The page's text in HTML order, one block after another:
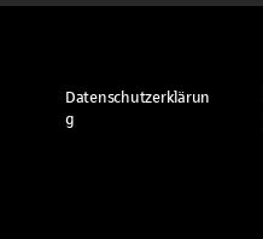
Datenschutzerklärun
g